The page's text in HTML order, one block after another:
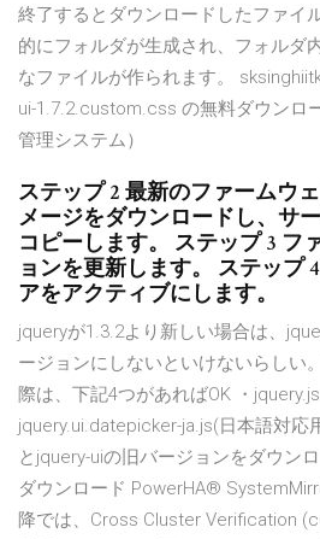
終了するとダウンロードしたファイ
的にフォルダが生成され、フォルダ
なファイルが作られます。
ui-1.7.2.custom.css の無料ダウンロ
管理システム）
ステップ 2 最新のファームウ
メージをダウンロードし、サ
コピーします。 ステップ 3 フ
ョンを更新します。 ステップ
アをアクティブにします。
jqueryが1.3.2より新しい場合は、
ージョンにしないといけないらしい
際は、下記4つがあればOK ・
jquery.ui.datepicker-ja.js(日本語対応
とjquery-uiの旧バージョンをダウン
ダウンロード PowerHA®
降では、Cross Cluster Verification